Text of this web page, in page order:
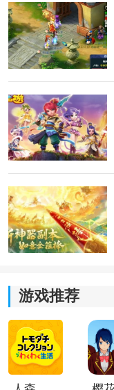
你。
游戏推荐